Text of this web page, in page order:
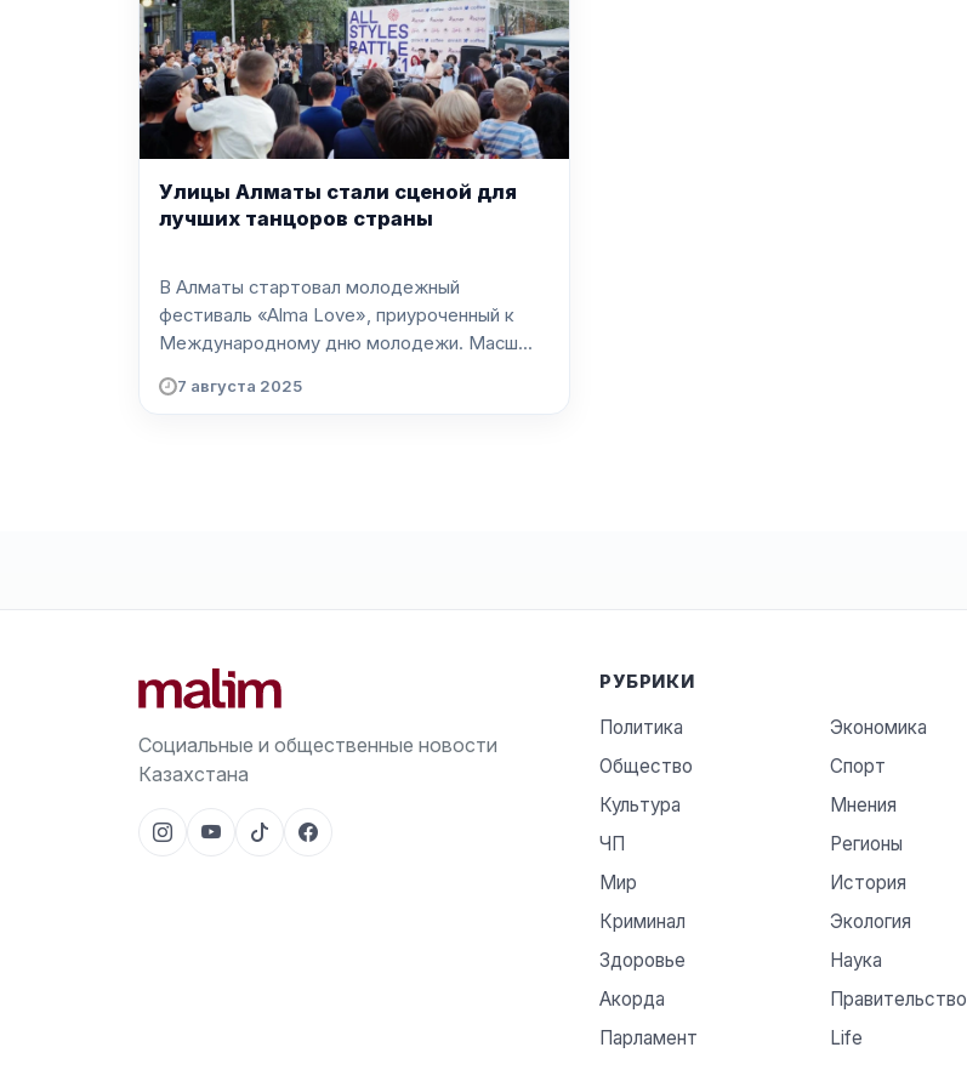
Улицы Алматы стали сценой для
лучших танцоров страны
В Алматы стартовал молодежный
фестиваль «Alma Love», приуроченный к
Международному дню молодежи. Масш...
7 августа 2025
Социальные и общественные новости
Казахстана
РУБРИКИ
Политика
Экономика
Общество
Спорт
Культура
Мнения
ЧП
Регионы
Мир
История
Криминал
Экология
Здоровье
Наука
Акорда
Правительство
Парламент
Life